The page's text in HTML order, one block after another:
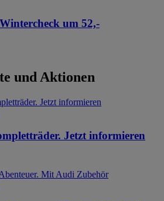
um 52,-
und Aktionen
Jetzt informieren